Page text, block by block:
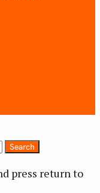
Search
press return to